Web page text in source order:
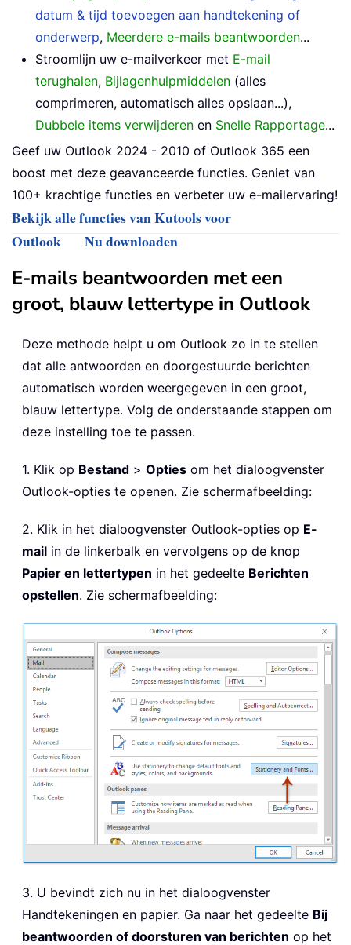
datum & tijd toevoegen aan handtekening of
onderwerp, Meerdere e-mails beantwoorden...
Stroomlijn uw e-mailverkeer met E-mail
terughalen, Bijlagenhulpmiddelen (alles
comprimeren, automatisch alles opslaan...),
Dubbele items verwijderen en Snelle Rapportage...
Geef uw Outlook 2024 - 2010 of Outlook 365 een
boost met deze geavanceerde functies. Geniet van
100+ krachtige functies en verbeter uw e-mailervaring!
Bekijk alle functies van Kutools voor
Outlook
Nu downloaden
E-mails beantwoorden met een
groot, blauw lettertype in Outlook
Deze methode helpt u om Outlook zo in te stellen
dat alle antwoorden en doorgestuurde berichten
automatisch worden weergegeven in een groot,
blauw lettertype. Volg de onderstaande stappen om
deze instelling toe te passen.
1. Klik op Bestand > Opties om het dialoogvenster
Outlook-opties te openen. Zie schermafbeelding:
2. Klik in het dialoogvenster Outlook-opties op E-
mail in de linkerbalk en vervolgens op de knop
Papier en lettertypen in het gedeelte Berichten
opstellen. Zie schermafbeelding:
3. U bevindt zich nu in het dialoogvenster
Handtekeningen en papier. Ga naar het gedeelte Bij
beantwoorden of doorsturen van berichten op het